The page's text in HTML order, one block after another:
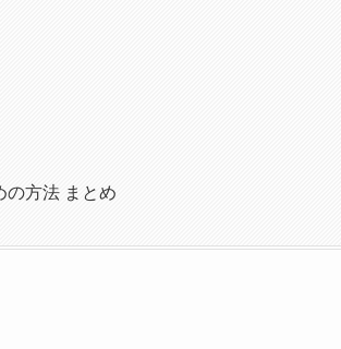
の方法 まとめ